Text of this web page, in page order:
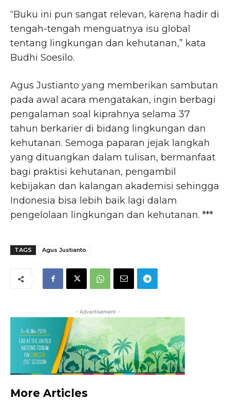
“Buku ini pun sangat relevan, karena hadir di
tengah-tengah menguatnya isu global
tentang lingkungan dan kehutanan,” kata
Budhi Soesilo.
Agus Justianto yang memberikan sambutan
pada awal acara mengatakan, ingin berbagi
pengalaman soal kiprahnya selama 37
tahun berkarier di bidang lingkungan dan
kehutanan. Semoga paparan jejak langkah
yang dituangkan dalam tulisan, bermanfaat
bagi praktisi kehutanan, pengambil
kebijakan dan kalangan akademisi sehingga
Indonesia bisa lebih baik lagi dalam
pengelolaan lingkungan dan kehutanan. ***
TAGS Agus Justianto
- Advertisement -
More Articles